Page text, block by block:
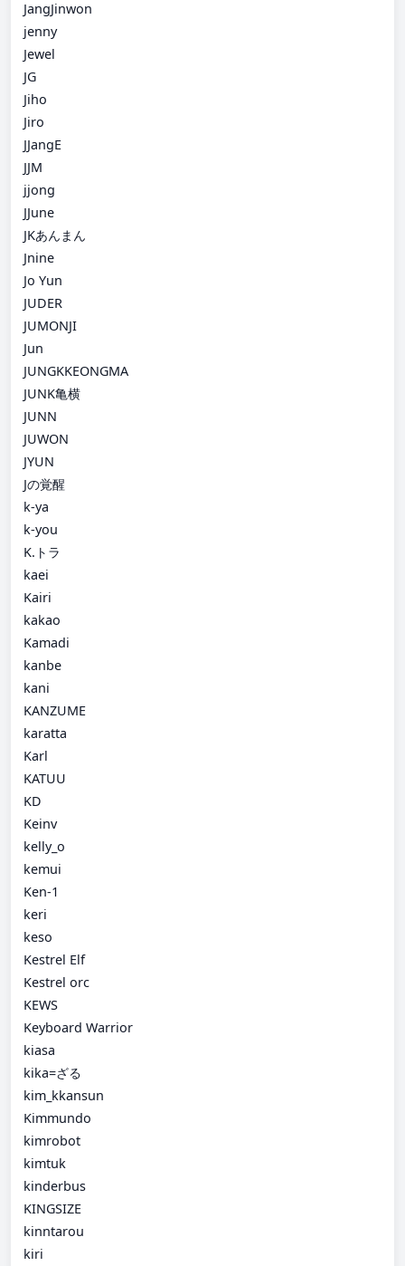
JangJinwon
jenny
Jewel
JG
Jiho
Jiro
JJangE
JJM
jjong
JJune
JKあんまん
Jnine
Jo Yun
JUDER
JUMONJI
Jun
JUNGKKEONGMA
JUNK亀横
JUNN
JUWON
JYUN
Jの覚醒
k-ya
k-you
K.トラ
kaei
Kairi
kakao
Kamadi
kanbe
kani
KANZUME
karatta
Karl
KATUU
KD
Keinv
kelly_o
kemui
Ken-1
keri
keso
Kestrel Elf
Kestrel orc
KEWS
Keyboard Warrior
kiasa
kika=ざる
kim_kkansun
Kimmundo
kimrobot
kimtuk
kinderbus
KINGSIZE
kinntarou
kiri